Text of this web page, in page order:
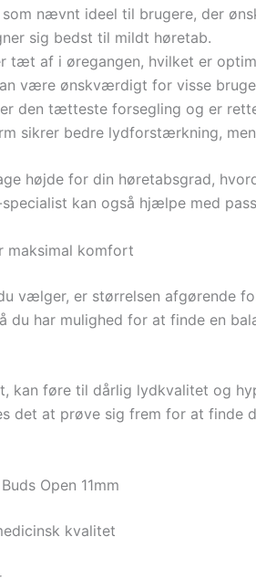
som nævnt ideel til brugere, der
sig bedst til mildt høretab.
tæt af i øregangen, hvilket er
være ønskværdigt for visse
den tætteste forsegling og er
sikrer bedre lydforstærkning,
højde for din høretabsgrad,
kan også hjælpe med
maksimal komfort
vælger, er størrelsen afgørende
du har mulighed for at finde en
kan føre til dårlig lydkvalitet og
det at prøve sig frem for at
Open 11mm
kvalitet